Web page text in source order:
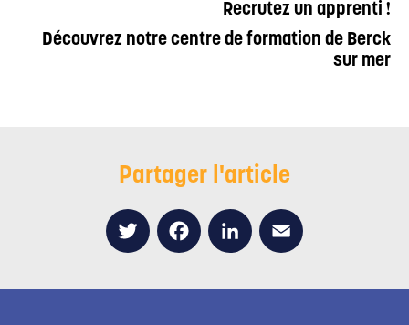
Recrutez un apprenti !
Découvrez notre centre de formation de Berck
sur mer
Partager l'article